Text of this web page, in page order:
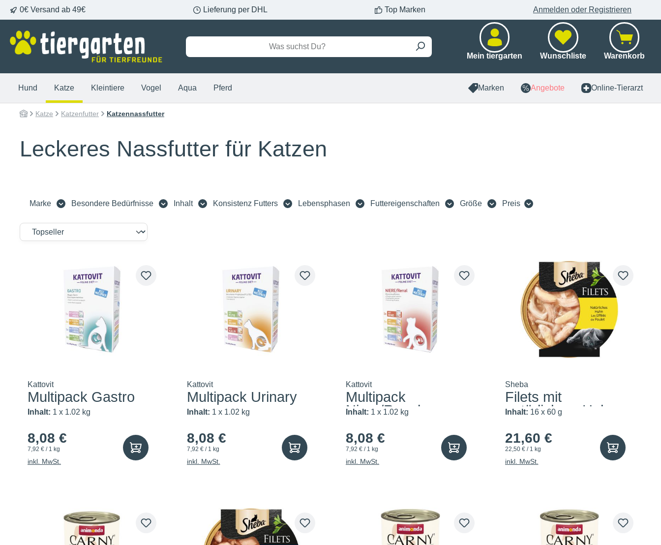
Zur Hauptnavigation springen
0€ Versand ab 49€ Lieferung per DHL Top Marken Anmelden oder Registrieren
Mein tiergarten Wunschliste Warenkorb
Hund Katze Kleintiere Vogel Aqua Pferd Marken Angebote Online-Tierarzt
Katze Katzenfutter Katzennassfutter
Leckeres Nassfutter für Katzen
Marke Besondere Bedürfnisse Inhalt Konsistenz Futters Lebensphasen Futtereigenschaften Größe Preis
Kattovit
Multipack Gastro
Inhalt: 1 x 1.02 kg
8,08 €
7,92 € / 1 kg
inkl. MwSt.
Kattovit
Multipack Urinary
Inhalt: 1 x 1.02 kg
8,08 €
7,92 € / 1 kg
inkl. MwSt.
Kattovit
Multipack
Niere/Renal
Inhalt: 1 x 1.02 kg
8,08 €
7,92 € / 1 kg
inkl. MwSt.
Sheba
Filets mit
natürlichem Huhn
Inhalt: 16 x 60 g
21,60 €
22,50 € / 1 kg
inkl. MwSt.